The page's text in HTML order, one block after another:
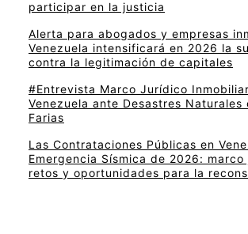
participar en la justicia
Alerta para abogados y empresas
Venezuela intensificará en 2026 la
contra la legitimación de capitales
#Entrevista Marco Jurídico
Venezuela ante Desastres Naturales
Farias
Las Contrataciones Públicas en
Emergencia Sísmica de 2026: marco
retos y oportunidades para la